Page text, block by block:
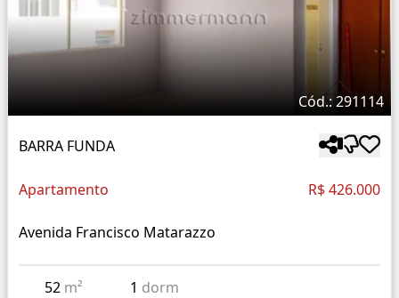
Cód.: 291114
BARRA FUNDA
Apartamento R$ 426.000
Avenida Francisco Matarazzo
52 m² 1 dorm